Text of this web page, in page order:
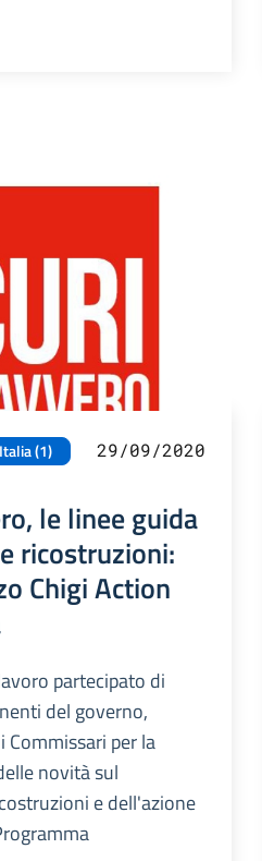
(1) 29/09/2020
le linee guida
ricostruzioni:
Chigi Action
partecipato di
del governo,
Commissari per la
novità sul
e dell'azione